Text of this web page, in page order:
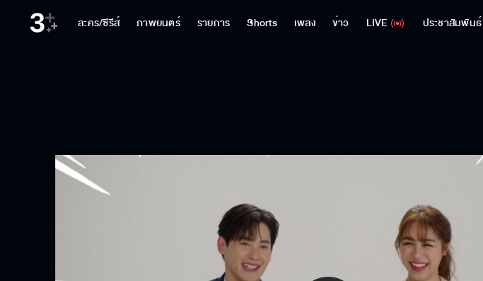
ละคร/ซีรีส์ ภาพยนตร์ รายการ Shorts เพลง ข่าว LIVE ประชาสัมพันธ์